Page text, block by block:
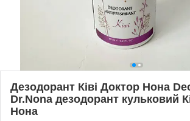
Дезодорант Ківі Доктор Нона
Dr.Nona дезодорант кульковий
Нона